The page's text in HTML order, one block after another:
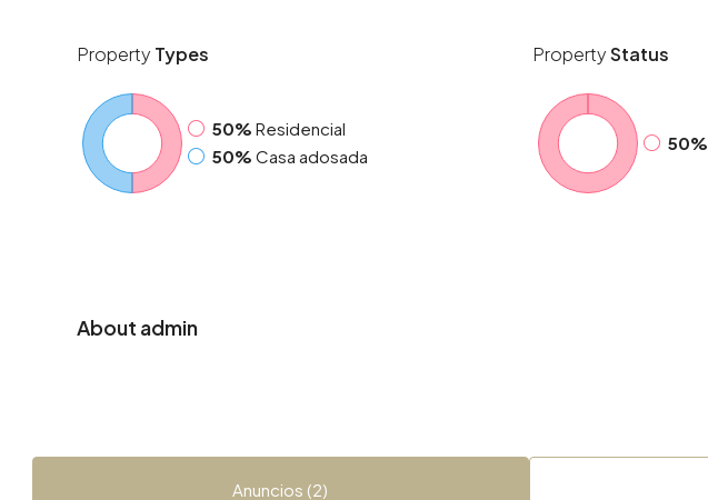
Property Types
50% Residencial
50% Casa adosada
PropertyStatus
50%
About admin
Anuncios (2)